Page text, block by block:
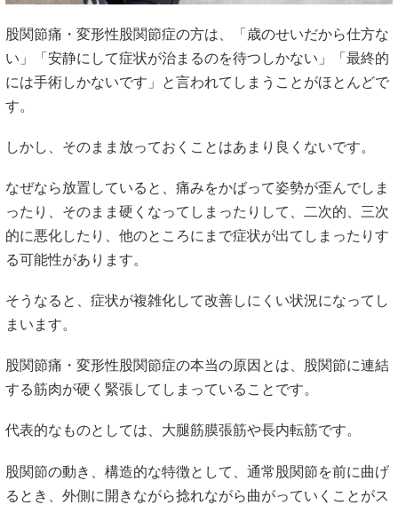
股関節痛・変形性股関節症の方は、「歳のせいだから仕方な
い」「安静にして症状が治まるのを待つしかない」「最終的
には手術しかないです」と言われてしまうことがほとんどで
す。
しかし、そのまま放っておくことはあまり良くないです。
なぜなら放置していると、痛みをかばって姿勢が歪んでしま
ったり、そのまま硬くなってしまったりして、二次的、三次
的に悪化したり、他のところにまで症状が出てしまったりす
る可能性があります。
そうなると、症状が複雑化して改善しにくい状況になってし
まいます。
股関節痛・変形性股関節症の本当の原因とは、股関節に連結
する筋肉が硬く緊張してしまっていることです。
代表的なものとしては、大腿筋膜張筋や長内転筋です。
股関節の動き、構造的な特徴として、通常股関節を前に曲げ
るとき、外側に開きながら捻れながら曲がっていくことがス